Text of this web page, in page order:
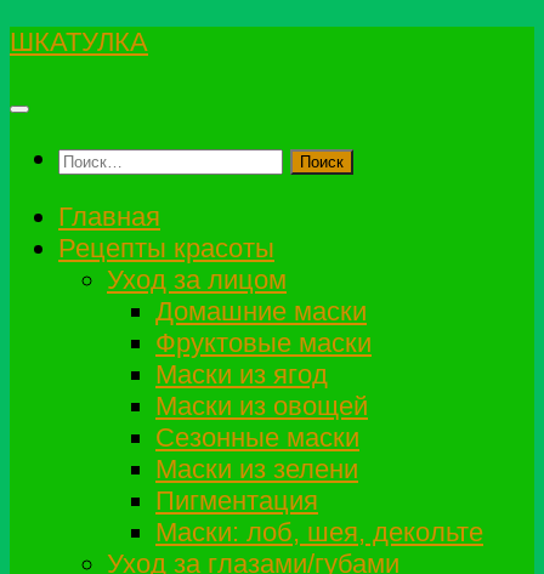
Перейти
содержимому
ШКАТУЛКА
Найти:
Главная
Рецепты красоты
Уход за лицом
Домашние маски
Фруктовые маски
Маски из ягод
Маски из овощей
Сезонные маски
Маски из зелени
Пигментация
Маски: лоб, шея, декольте
Уход за глазами/губами